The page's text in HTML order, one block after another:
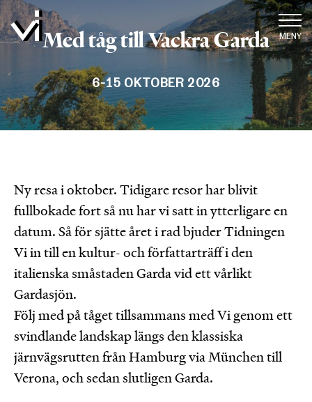
MENY
Med tåg till Vackra Garda
6-15 OKTOBER 2026
Ny resa i oktober. Tidigare resor har blivit
fullbokade fort så nu har vi satt in ytterligare en
datum. Så för sjätte året i rad bjuder Tidningen
Vi in till en kultur- och författarträff i den
italienska småstaden Garda vid ett vårlikt
Gardasjön.
Följ med på tåget tillsammans med Vi genom ett
svindlande landskap längs den klassiska
järnvägsrutten från Hamburg via München till
Verona, och sedan slutligen Garda.